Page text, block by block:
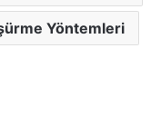
Yöntemleri